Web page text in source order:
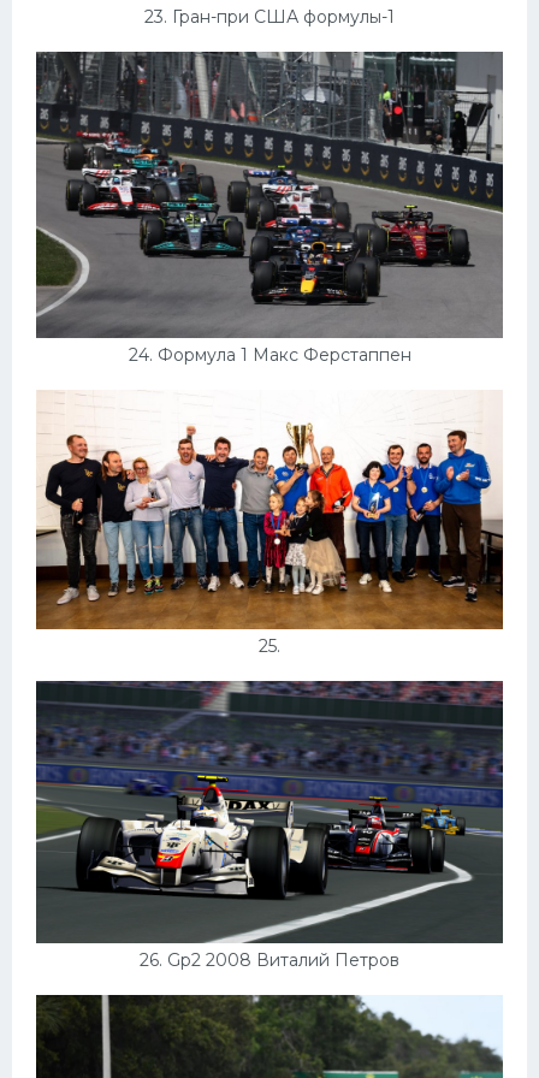
23. Гран-при США формулы-1
24. Формула 1 Макс Ферстаппен
25.
26. Gp2 2008 Виталий Петров